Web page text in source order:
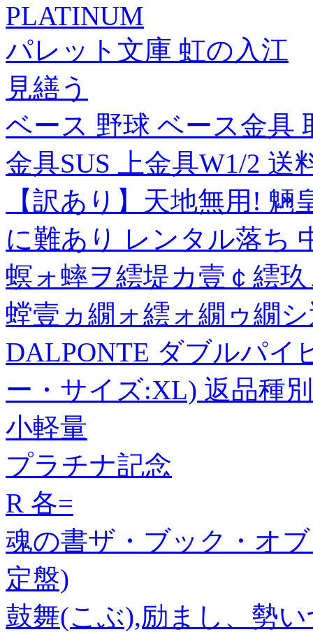
PLATINUM
パレット文庫 虹の入江
見繕う
ベース 野球 ベース金具
金具SUS 上金具W1/2 送
【訳あり】天地無用!
に難あり レンタル落ち
螟ォ蟀ヲ繧堤カ壹￠繧
螳壹ヵ繝ォ繧ォ繝ゥ繝
DALPONTE ダブルパイ
ー・サイズ:XL) 返品種
小軽量
プラチナ記念
R 各=
魂の書ザ・ブック・オ
定盤)
鼓舞(こぶ),励まし、勢